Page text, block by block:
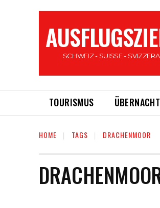
SCHWEIZ - SUISSE - SVIZZERA
TOURISMUS
HOME TAGS DRACHENMOOR